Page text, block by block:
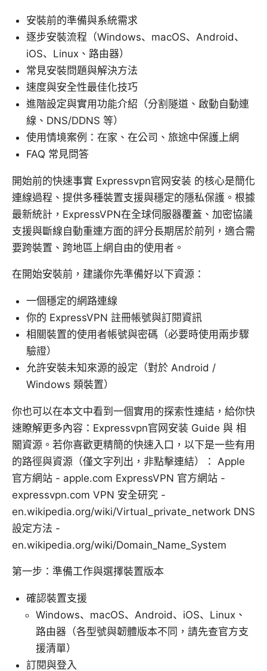
安裝前的準備與系統需求
逐步安裝流程（Windows、macOS、Android、
iOS、Linux、路由器）
常見安裝問題與解決方法
速度與安全性最佳化技巧
進階設定與實用功能介紹（分割隧道、啟動自動連
線、DNS/DDNS 等）
使用情境案例：在家、在公司、旅途中保護上網
FAQ 常見問答
開始前的快速事實 Expressvpn官网安装 的核心是簡化
連線過程、提供多種裝置支援與穩定的隱私保護。根據
最新統計，ExpressVPN在全球伺服器覆蓋、加密協議
支援與斷線自動重連方面的評分長期居於前列，適合需
要跨裝置、跨地區上網自由的使用者。
在開始安裝前，建議你先準備好以下資源：
一個穩定的網路連線
你的 ExpressVPN 註冊帳號與訂閱資訊
相關裝置的使用者帳號與密碼（必要時使用兩步驟
驗證）
允許安裝未知來源的設定（對於 Android /
Windows 類裝置）
你也可以在本文中看到一個實用的探索性連結，給你快
速瞭解更多內容：Expressvpn官网安装 Guide 與 相
關資源。若你喜歡更精簡的快速入口，以下是一些有用
的路徑與資源（僅文字列出，非點擊連結）： Apple
官方網站 - apple.com ExpressVPN 官方網站 -
expressvpn.com VPN 安全研究 -
en.wikipedia.org/wiki/Virtual_private_network DNS
設定方法 -
en.wikipedia.org/wiki/Domain_Name_System
第一步：準備工作與選擇裝置版本
確認裝置支援
Windows、macOS、Android、iOS、Linux、
路由器（各型號與韌體版本不同，請先查官方支
援清單）
訂閱與登入